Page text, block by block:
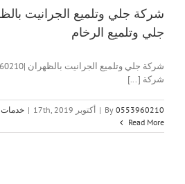
جلي وتلميع الرخام
شركة [...]
By 0553960210
| أكتوبر 17th, 2019 | خدمات
Read More